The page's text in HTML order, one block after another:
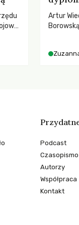
a
Artur
ruchach
Podcast
Czasopismo
Autorzy
Współpraca
Kontakt